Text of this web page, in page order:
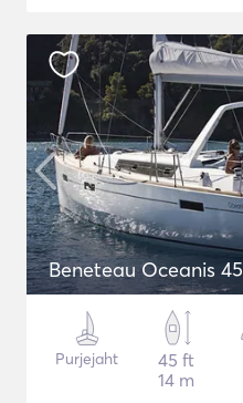
Beneteau Oceanis 45
Purjejaht
45 ft
14 m